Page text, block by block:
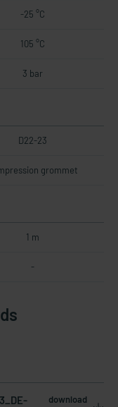
-25 °C
105 °C
3 bar
D22-23
grommet
1 m
-
download